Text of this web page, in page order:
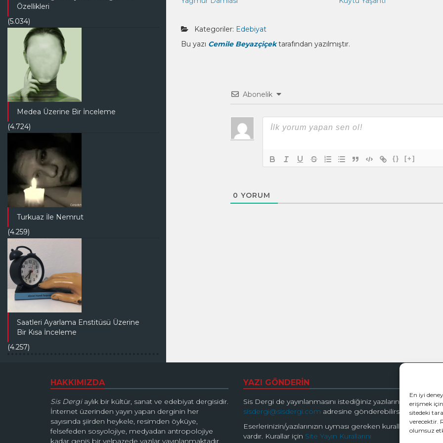
En iyi
erişmek
sitedeki
verecektir.
olumsuz
Özellikleri
(5.034)
Medea Üzerine Bir İnceleme
(4.724)
Turkuaz İle Nemrut
(4.259)
Saatleri Ayarlama Enstitüsü Üzerine
Bir Kısa İnceleme
(4.257)
Kategoriler: Edebiyat
Bu yazı Cemile Beyazçiçektarafından yazılmıştır.
Abonelik
{} [+]
0 YORUM
HAKKIMIZDA
Sis Dergiaylık bir kültür, sanat ve edebiyat dergisidir.
İnternet üzerinden yayın yapan derginin her
sayısında şiirden heykele, resimden öyküye,
felsefeden sosyolojiye, medyadan antropolojiye
kadar geniş bir yelpazede yazılar yayınlanmaktadır.
YAZI GÖNDERİN
Sis Dergi de yayınlanmasını istediğiniz yazılarınızı
sisdergi@sisdergi.com adresine gönderebilirsiniz.
Eserlerinizin/yazılarınızın uyması gereken kurallar
vardır. Kurallar için Site Yayın Kurallarını